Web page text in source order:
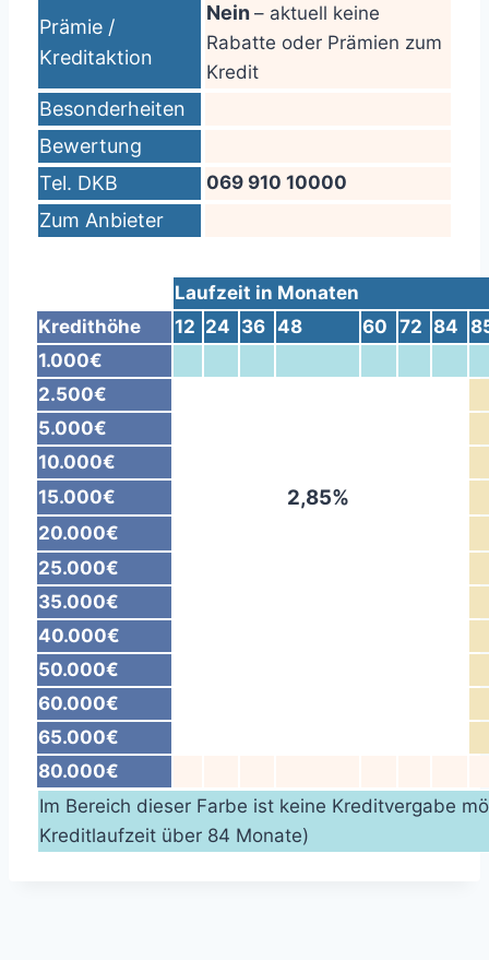
Prämie /
Kreditaktion
Nein – aktuell keine
Rabatte oder Prämien zum
Kredit
Besonderheiten
Bewertung
Tel. DKB
069 910 10000
Zum Anbieter
Laufzeit in Monaten
Kredithöhe
12 24 36 48 60 72 84
1.000€
2.500€
5.000€
10.000€
15.000€
2,85%
20.000€
25.000€
35.000€
40.000€
50.000€
60.000€
65.000€
80.000€
Im Bereich dieser Farbe ist keine Kreditvergabe
Kreditlaufzeit über 84 Monate)